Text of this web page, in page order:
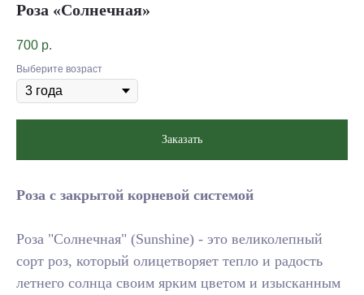
Роза «Солнечная»
700 р.
Выберите возраст
Заказать
Роза с закрытой корневой системой
Роза "Солнечная" (Sunshine) - это великолепный
сорт роз, который олицетворяет тепло и радость
летнего солнца своим ярким цветом и изысканным